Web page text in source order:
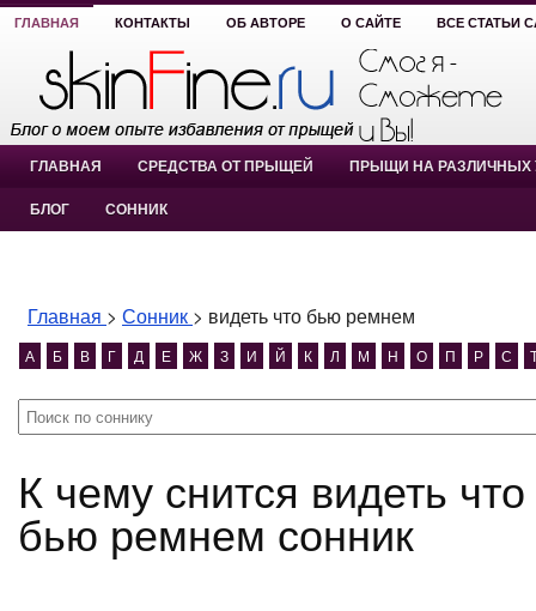
ГЛАВНАЯ КОНТАКТЫ ОБ АВТОРЕ О САЙТЕ ВСЕ СТАТЬИ
ГЛАВНАЯ СРЕДСТВА ОТ ПРЫЩЕЙ ПРЫЩИ НА РАЗЛИЧНЫХ
БЛОГ СОННИК
Главная > Сонник > видеть что бью ремнем
А Б В Г Д Е Ж З И Й К Л М Н О П Р С
К чему снится видеть что бью ремнем? видеть что
бью ремнем сонник